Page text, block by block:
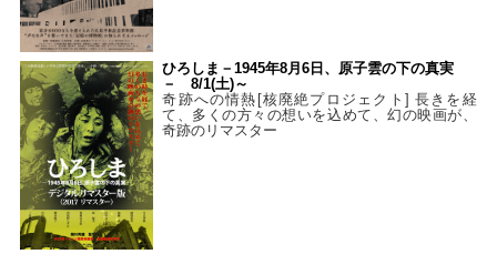
ひろしま－1945年8月6日、原子雲の下の真実
－ 8/1(土)～
奇跡への情熱[核廃絶プロジェクト] 長きを経
て、多くの方々の想いを込めて、幻の映画が、
奇跡のリマスター